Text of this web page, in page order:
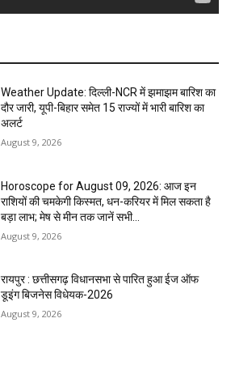
Weather Update: दिल्ली-NCR में झमाझम बारिश का
दौर जारी, यूपी-बिहार समेत 15 राज्यों में भारी बारिश का
अलर्ट
August 9, 2026
Horoscope for August 09, 2026: आज इन
राशियों की चमकेगी किस्मत, धन-करियर में मिल सकता है
बड़ा लाभ; मेष से मीन तक जानें सभी...
August 9, 2026
रायपुर : छत्तीसगढ़ विधानसभा से पारित हुआ ईज ऑफ
डूइंग बिजनेस विधेयक-2026
August 9, 2026